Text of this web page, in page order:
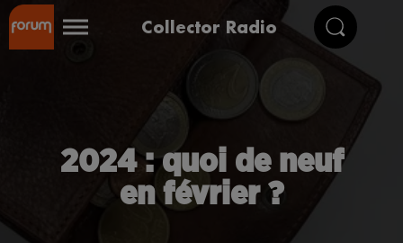
Collector Radio
2024 : quoi de neuf
en février ?